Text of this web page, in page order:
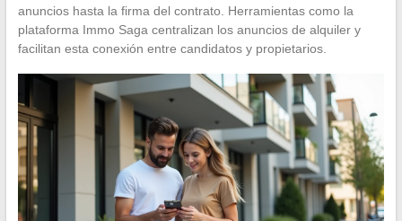
anuncios hasta la firma del contrato. Herramientas como la
plataforma Immo Saga centralizan los anuncios de alquiler y
facilitan esta conexión entre candidatos y propietarios.